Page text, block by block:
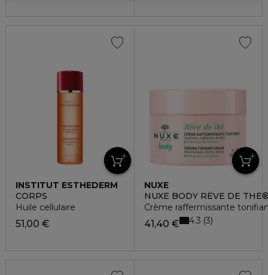
INSTITUT ESTHEDERM
CORPS
Huile cellulaire
51,00 €
NUXE
NUXE BODY RÊVE DE
Crème raffermissante
41,40 € 4.3 3